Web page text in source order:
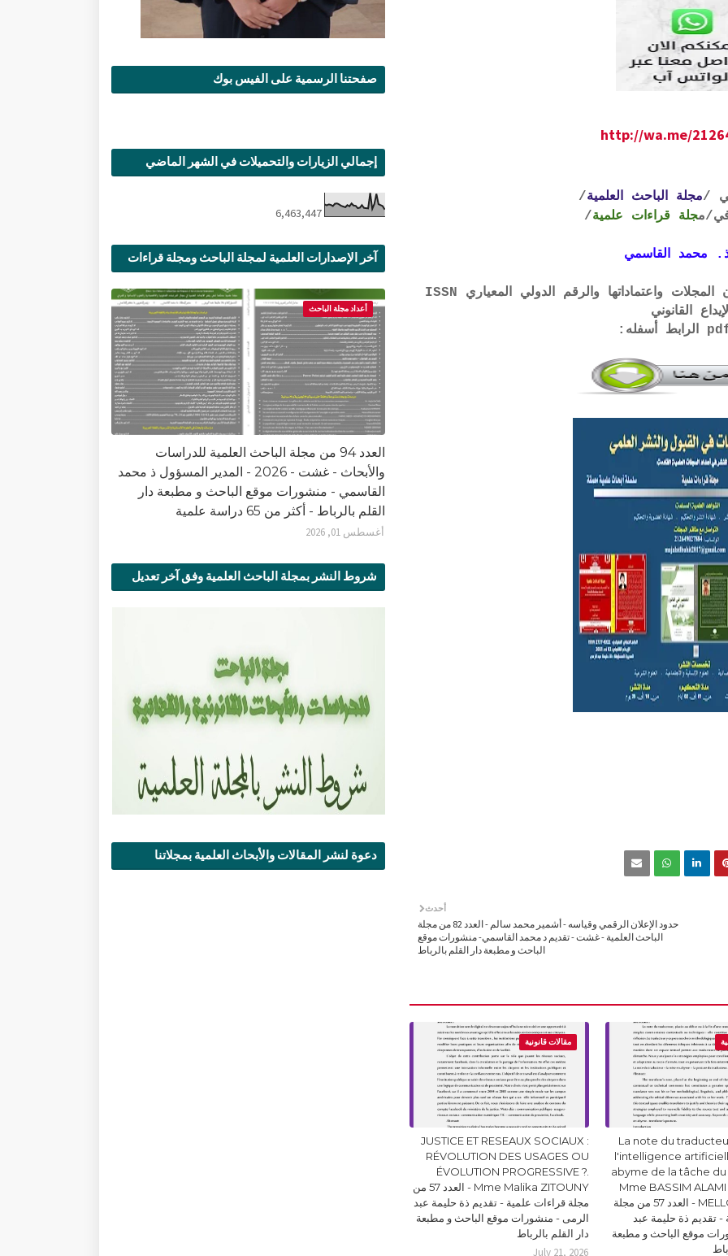
http://wa.me/
/مجلة الباحث العلمية/
/مجلة قراءات علمية/
محمد القاسمي
لتحميل لائحة الشروط والتعرف على لجان المجلات واعتماداتها والرقم الدولي المعياري ISSN
القانوني
أحدث
حدود الإعلان الرقمي وقياسه - أشمير محمد سالم - العدد 82 من مجلة
الباحث العلمية - غشت - تقديم د محمد القاسمي- منشورات موقع
الباحث و مطبعة دار القلم بالرباط
La note du
l'intelligence
abyme de la tâche
Mme BASSIM
MELLOUKI Ismail - العدد 57 من مجلة
- تقديم ذة حليمة عبد
موقع الباحث و مطبعة
مقالات قانونية
JUSTICE ET RESEAUX SOCIAUX :
RÉVOLUTION DES USAGES OU
ÉVOLUTION PROGRESSIVE ?.
Mme Malika ZITOUNY - العدد 57 من
مجلة قراءات علمية - تقديم ذة حليمة عبد
الرمى - منشورات موقع الباحث و مطبعة
دار القلم بالرباط
July 21, 2026
صفحتنا الرسمية على الفيس بوك
إجمالي الزيارات والتحميلات في الشهر الماضي
6,463,447
آخر الإصدارات العلمية لمجلة الباحث ومجلة قراءات
أعداد مجلة الباحث
العدد 94 من مجلة الباحث العلمية للدراسات
والأبحاث - غشت - 2026 - المدير المسؤول ذ محمد
القاسمي - منشورات موقع الباحث و مطبعة دار
القلم بالرباط - أكثر من 65 دراسة علمية
أغسطس 01, 2026
شروط النشر بمجلة الباحث العلمية وفق آخر تعديل
دعوة لنشر المقالات والأبحاث العلمية بمجلاتنا